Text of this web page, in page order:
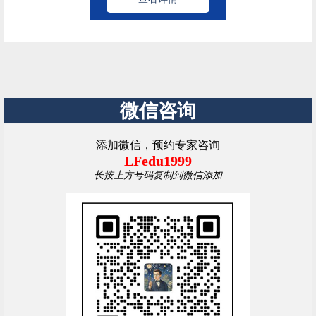
微信咨询
添加微信，预约专家咨询
LFedu1999
长按上方号码复制到微信添加